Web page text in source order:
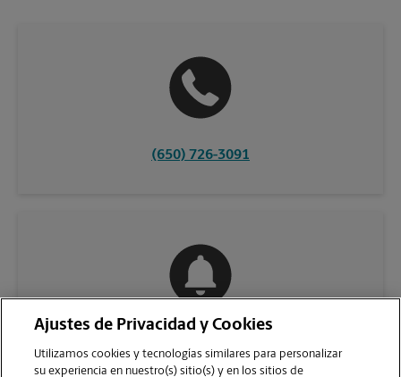
(650) 726-3091
Ajustes de Privacidad y Cookies
Utilizamos cookies y tecnologías similares para personalizar
su experiencia en nuestro(s) sitio(s) y en los sitios de